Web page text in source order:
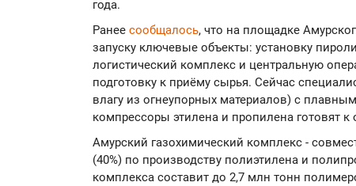
года.
Ранее сообщалось, что на площадке
запуску ключевые объекты: установку
логистический комплекс и центральную
подготовку к приёму сырья. Сейчас
влагу из огнеупорных материалов) с
компрессоры этилена и пропилена готовят к
Амурский газохимический комплекс -
(40%) по производству полиэтилена и
комплекса составит до 2,7 млн тонн